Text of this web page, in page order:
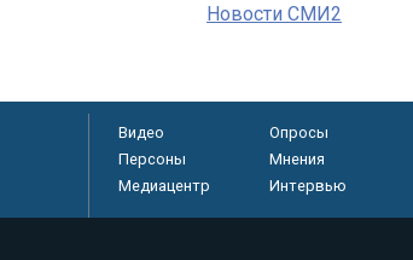
Новости СМИ2
Видео Опросы
Персоны
Мнения
Медиацентр
Интервью